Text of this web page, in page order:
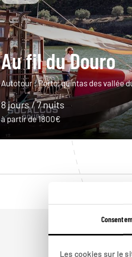
Les cookies sur le
Au fil du Douro
Autotour : Porto, quintas des vallée
8 jours / 7 nuits
à partir de 1800€